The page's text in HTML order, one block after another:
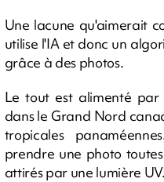
Une lacune qu'aimerait
utilise l'IA et donc un
grâce à des photos.
Le tout est alimenté par
dans le Grand Nord
tropicales
prendre une photo
attirés par une lumière UV.